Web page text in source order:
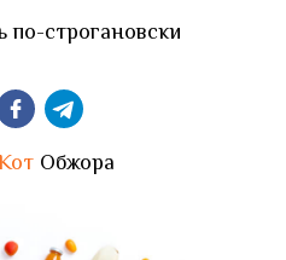
по-строгановски
Обжора